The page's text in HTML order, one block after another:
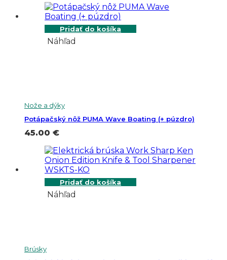
Pridať do košíka
Náhľad
Nože a dýky
Potápačský nôž PUMA Wave Boating (+ púzdro)
45.00 €
Pridať do košíka
Náhľad
Brúsky